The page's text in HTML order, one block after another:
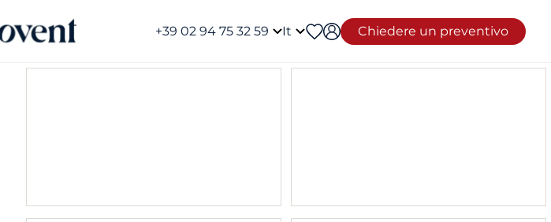
+39 02 94 75 32 59 It Chiedere un preventivo